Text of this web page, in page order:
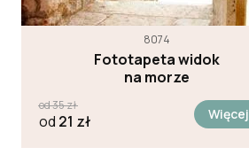
8074
Fototapeta widok
na morze
od35zł
od 21 zł Więcej